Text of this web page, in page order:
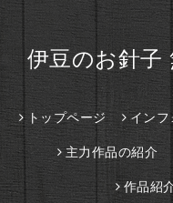
伊豆のお針子
トップページ インフ
主力作品の紹介
作品紹